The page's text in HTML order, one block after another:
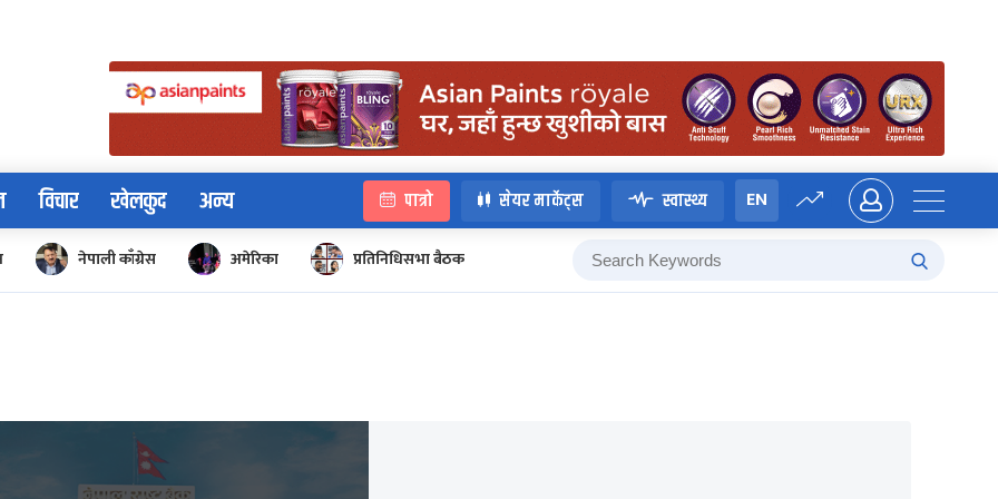
विचार खेलकुद अन्य पात्रो सेयर मार्केट्स स्वास्थ्य EN
नेपाली काँग्रेस अमेरिका प्रतिनिधिसभा बैठक